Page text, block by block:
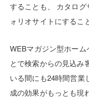
することも、
カタロ
ォリオサイトにするこ
WEBマガジン型ホーム
とで検索からの見込み
いる間にも24時間営業
成の効果がもっとも現